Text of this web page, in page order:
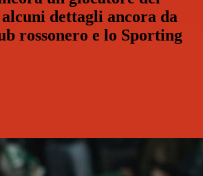
dettagli ancora da
rossonero e lo Sporting